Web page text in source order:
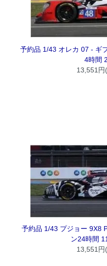
予約品 1/43 オレカ 07 - ギ
4時間
13,551円
予約品 1/43 プジョー 9X8
ン24時間
13,551円